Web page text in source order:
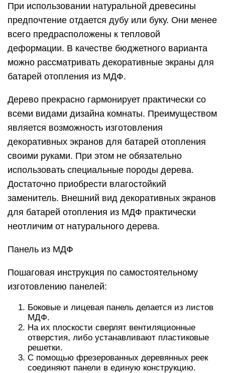
При использовании натуральной древесины
предпочтение отдается дубу или буку. Они менее
всего предрасположены к тепловой
деформации. В качестве бюджетного варианта
можно рассматривать декоративные экраны для
батарей отопления из МДФ.
Дерево прекрасно гармонирует практически со
всеми видами дизайна комнаты. Преимуществом
является возможность изготовления
декоративных экранов для батарей отопления
своими руками. При этом не обязательно
использовать специальные породы дерева.
Достаточно приобрести влагостойкий
заменитель. Внешний вид декоративных экранов
для батарей отопления из МДФ практически
неотличим от натурального дерева.
Панель из МДФ
Пошаговая инструкция по самостоятельному
изготовлению панелей:
Боковые и лицевая панель делается из листов
МДФ.
На их плоскости сверлят вентиляционные
отверстия, либо устанавливают пластиковые
решетки.
С помощью фрезерованных деревянных реек
соединяют панели в единую конструкцию.